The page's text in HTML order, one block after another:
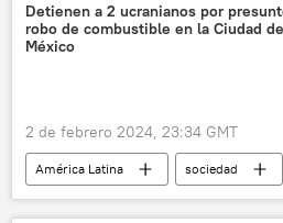
Detienen a 2 ucranianos por
robo de combustible en la Ciudad de
México
2 de febrero 2024, 23:34 GMT
América Latina sociedad
Ciudad de México (CDMX)